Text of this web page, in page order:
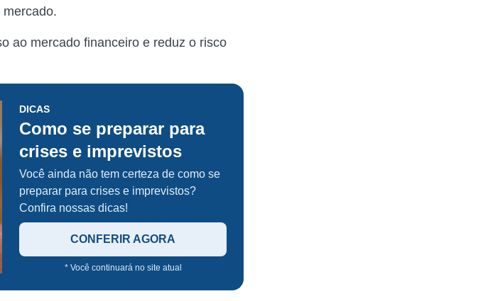
ao mercado financeiro e reduz o risco
DICAS
Como se preparar para
crises e imprevistos
Você ainda não tem certeza de como se
preparar para crises e imprevistos?
Confira nossas dicas!
CONFERIR AGORA
* Você continuará no site atual